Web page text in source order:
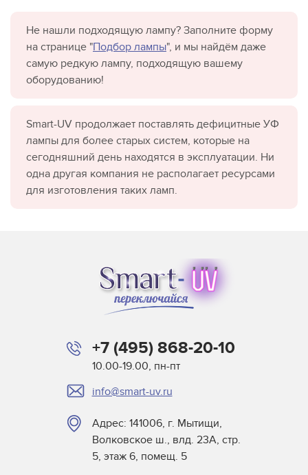
Не нашли подходящую лампу? Заполните форму
на странице "Подбор лампы", и мы найдём даже
самую редкую лампу, подходящую вашему
оборудованию!
Smart-UV продолжает поставлять дефицитные УФ
лампы для более старых систем, которые на
сегодняшний день находятся в эксплуатации. Ни
одна другая компания не располагает ресурсами
для изготовления таких ламп.
+7 (495) 868-20-10
10.00-19.00, пн-пт
info@smart-uv.ru
Адрес: 141006, г. Мытищи,
Волковское ш., влд. 23А, стр.
5, этаж 6, помещ. 5